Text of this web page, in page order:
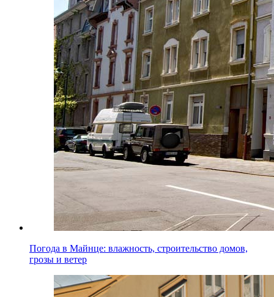
Погода в Майнце: влажность, строительство домов,
грозы и ветер